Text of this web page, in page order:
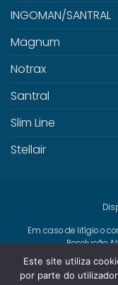
INGOMAN/SANTRAL
Magnum
Notrax
Santral
Slim Line
Stellair
Em caso de litígio o
Resolução
Centro de
Este site utiliza
por parte do